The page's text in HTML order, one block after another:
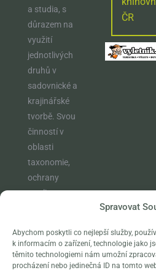
Spravovat
Abychom poskytli co nejlepší služby,
k informacím o zařízení, technologie jako
těmito technologiemi nám umožní
procházení nebo jedinečná ID na tomto
a studia, s
důrazem na
využití
jednotlivých
druhů v
sadovnické a
krajinářské
tvorbě. Svou
činností v
oblasti
taxonomie,
ochrany
rostlin,
naplňuje
poslání
klasické
ČR